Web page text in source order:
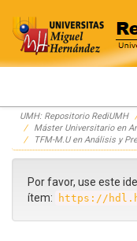
Skip
navigation
UMH: Repositorio RediUMH
Máster Universitario en
TFM-M.U en Análisis y
Por favor, use este
ítem:
https://